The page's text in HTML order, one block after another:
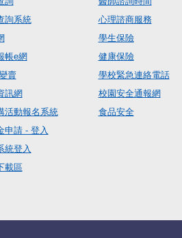
詢系統
帳e網
賣
訊網
活動報名系統
申請 - 登入
統登入
載區
心理諮商服務
學生保險
健康保險
學校緊急連絡電話
校園安全通報網
食品安全